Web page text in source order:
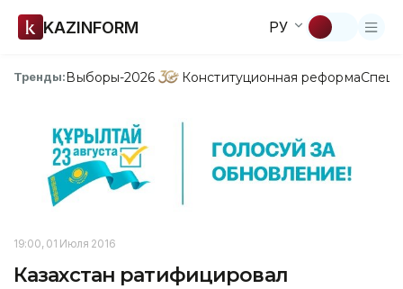
KAZINFORM РУ
Тренды:Выборы-2026 Конституционная реформа
19:00, 01 Июля 2016
Казахстан ратифицировал